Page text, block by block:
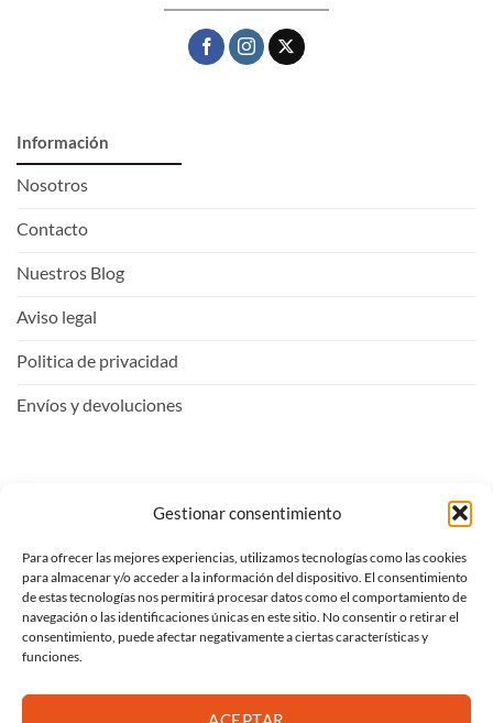
Gestionar consentimiento
Para ofrecer las mejores experiencias, utilizamos tecnologías como las cookies
para almacenar y/o acceder a la información del dispositivo. El consentimiento
de estas tecnologías nos permitirá procesar datos como el comportamiento de
navegación o las identificaciones únicas en este sitio. No consentir o retirar el
consentimiento, puede afectar negativamente a ciertas características y
funciones.
Información
Nosotros
Contacto
Nuestros Blog
Aviso legal
Politica de privacidad
Envíos y devoluciones
Entrar
Ver carrito
Mi lista de deseos
Proceder al pago